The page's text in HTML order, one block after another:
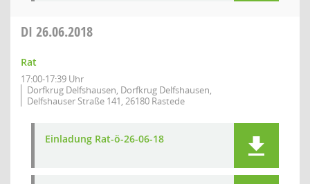
DI 26.06.2018
Rat
17:00-17:39 Uhr
Dorfkrug Delfshausen, Dorfkrug Delfshausen,
Delfshauser Straße 141, 26180 Rastede
Einladung Rat-ö-26-06-18